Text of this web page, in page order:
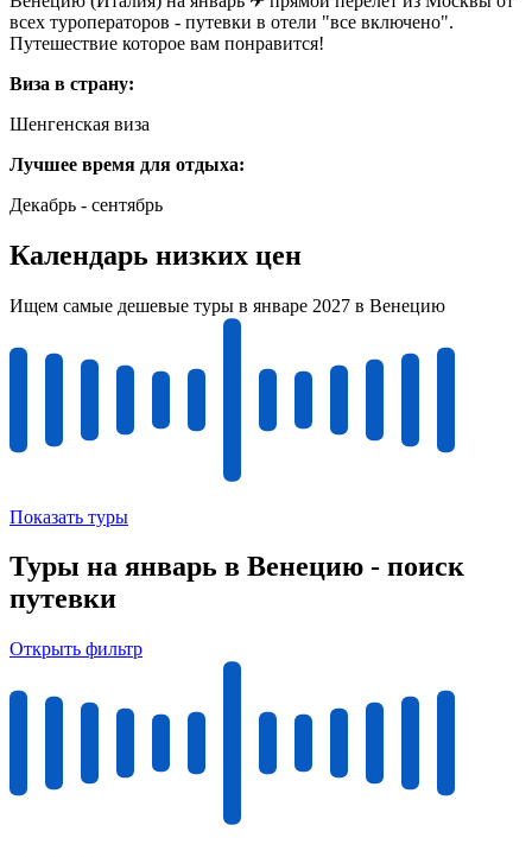
всех туроператоров - путевки в отели "все включено".
Путешествие которое вам понравится!
Виза в страну:
Шенгенская виза
Лучшее время для отдыха:
Декабрь - сентябрь
Календарь низких цен
Ищем самые дешевые туры в январе 2027 в Венецию
Показать туры
Туры на январь в Венецию - поиск
путевки
Открыть фильтр